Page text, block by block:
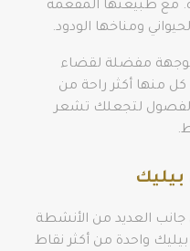
مع طبيعتها المفعمة
ومناخها الودود.
مفضلة لقضاء
منها أكثر راحة من
لتجعلك تشعر
جانب العديد من الأنشطة
واحدة من أكثر نقاط